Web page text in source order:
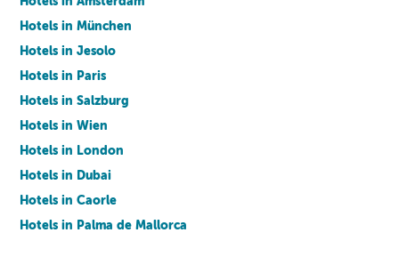
Hotels in München
Hotels in Jesolo
Hotels in Paris
Hotels in Salzburg
Hotels in Wien
Hotels in London
Hotels in Dubai
Hotels in Caorle
Hotels in Palma de Mallorca